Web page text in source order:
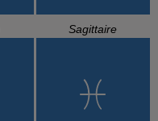
Sagittaire